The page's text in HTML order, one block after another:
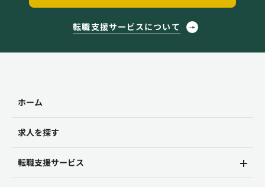
転職支援サービスについて
ホーム
求人を探す
転職支援サービス